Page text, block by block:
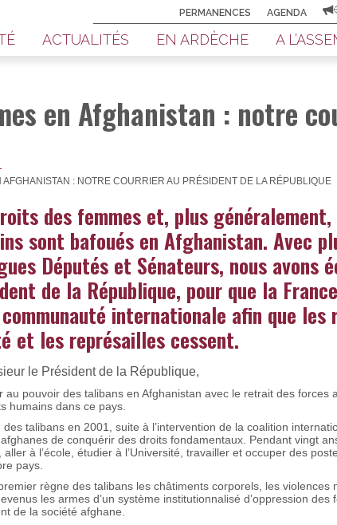
ACTUALITÉS EN ARDÈCHE A
PERMANENCES AGENDA
en Afghanistan : notre
: NOTRE COURRIER AU PRÉSIDENT DE LA RÉPUBLIQUE
des femmes et, plus
sont bafoués en Afghanistan. Avec
Députés et Sénateurs, nous avons
de la République, pour que la
internationale afin que
et les représailles cessent.
le Président de la République,
au pouvoir des talibans en Afghanistan avec le retrait des forces
humains dans ce pays.
des talibans en 2001, suite à l’intervention de la coalition
de conquérir des droits fondamentaux. Pendant vingt
aller à l’école, étudier à l’Université, travailler et occuper des
pays.
règne des talibans les châtiments corporels, les violences
les armes d’un système institutionnalisé d’oppression des
de la société afghane.